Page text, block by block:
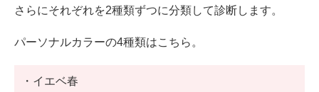
さらにそれぞれを2種類ずつに分類して診断します。
パーソナルカラーの4種類はこちら。
・イエベ春